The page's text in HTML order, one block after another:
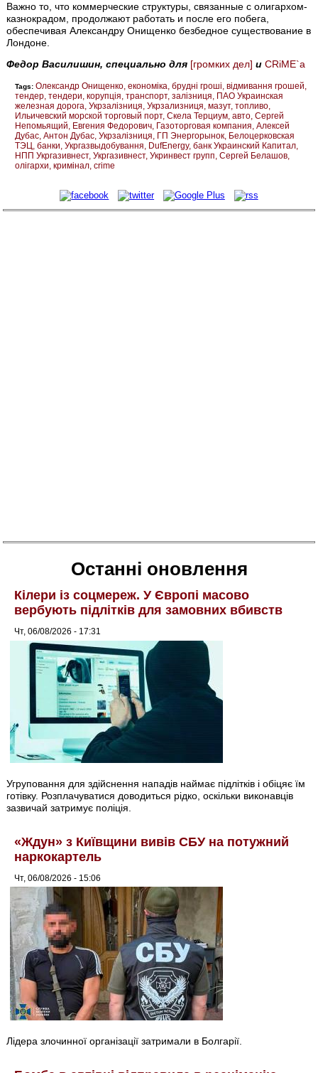
Важно то, что коммерческие структуры, связанные с олигархом-
казнокрадом, продолжают работать и после его побега,
обеспечивая Александру Онищенко безбедное существование в
Лондоне.
Федор Василишин, специально для [громких дел] иCRiME`а
Tags:Олександр Онищенко економіка брудні гроші відмивання грошей
тендер тендери корупція транспорт залізниця
ПАО Украинская
железная дорога Укрзалізниця Укрзализниця мазут топливо
Ильичевский морской торговый порт Скела Терциум авто Сергей
Непомьящий
Евгения Федорович Газоторговая компания Алексей
Дубас Антон Дубас Укрзалізниця ГП Энергорынок Белоцерковская
ТЭЦ банки Укргазвыдобування DufEnergy банк Украинский Капитал
НПП Укргазивнест Укргазивнест Укринвест групп Сергей Белашов
олігархи кримінал crime
Останні оновлення
Кілери із соцмереж. У Європі масово
вербують підлітків для замовних вбивств
Чт, 06/08/2026 - 17:31
Угруповання для здійснення нападів наймає підлітків і обіцяє їм
готівку. Розплачуватися доводиться рідко, оскільки виконавців
зазвичай затримує поліція.
«Ждун» з Київщини вивів СБУ на потужний
наркокартель
Чт, 06/08/2026 - 15:06
Лідера злочинної організації затримали в Болгарії.